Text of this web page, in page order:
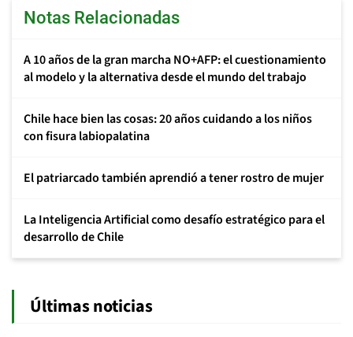
Notas Relacionadas
A 10 años de la gran marcha NO+AFP: el cuestionamiento
al modelo y la alternativa desde el mundo del trabajo
Chile hace bien las cosas: 20 años cuidando a los niños
con fisura labiopalatina
El patriarcado también aprendió a tener rostro de mujer
La Inteligencia Artificial como desafío estratégico para el
desarrollo de Chile
Últimas noticias